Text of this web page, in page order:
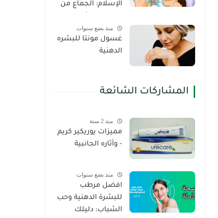
الإسلام: الجماع من
منذ بضع سنوات
غسول مونتا للبشره
الدهنية
المشاركات الشائعة
منذ 2 سنة
مميزات يوريكير كريم
- وأثاره الجانبية
منذ بضع سنوات
افضل مرطب
للبشرة الدهنية وحب
الشباب: دليلك